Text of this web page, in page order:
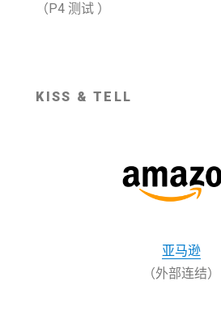
（P4 测试 ）
KISS & TELL
亚马逊
（外部连结）